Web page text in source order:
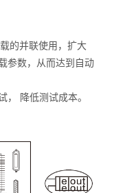
的并联使用，扩大
参数，从而达到自动
， 降低测试成本。